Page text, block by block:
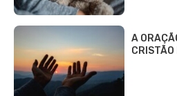
A
CRISTÃO